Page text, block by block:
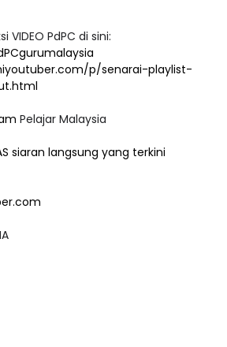
VIDEO PdPC di sini:
p/senarai-playlist-
Pelajar Malaysia
siaran langsung yang terkini